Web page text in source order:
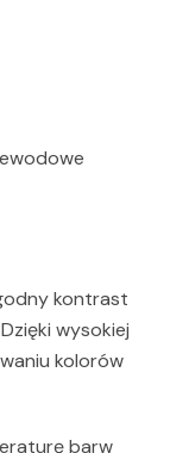
kontrast
wysokiej
kolorów
barw